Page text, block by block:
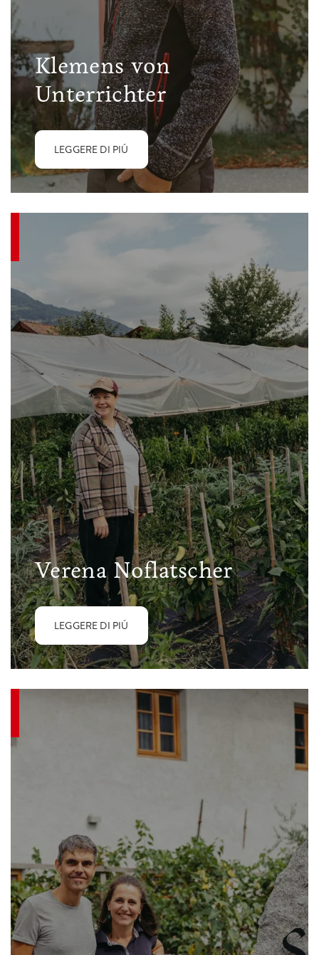
Klemens von
Unterrichter
LEGGERE DI PIÚ
Verena Noflatscher
LEGGERE DI PIÚ